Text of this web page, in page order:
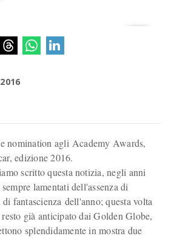
nomination agli Academy Awards,
edizione 2016.
scritto questa notizia, negli anni
lamentati dell'assenza di
fantascienza dell'anno; questa volta
già anticipato dai Golden Globe,
splendidamente in mostra due